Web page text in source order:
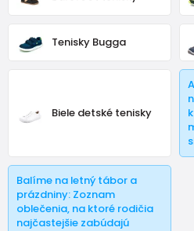
Tenisky Bugga
Biele detské tenisky
Balíme na letný tábor a
prázdniny: Zoznam
oblečenia, na ktoré rodičia
najčastejšie zabúdajú